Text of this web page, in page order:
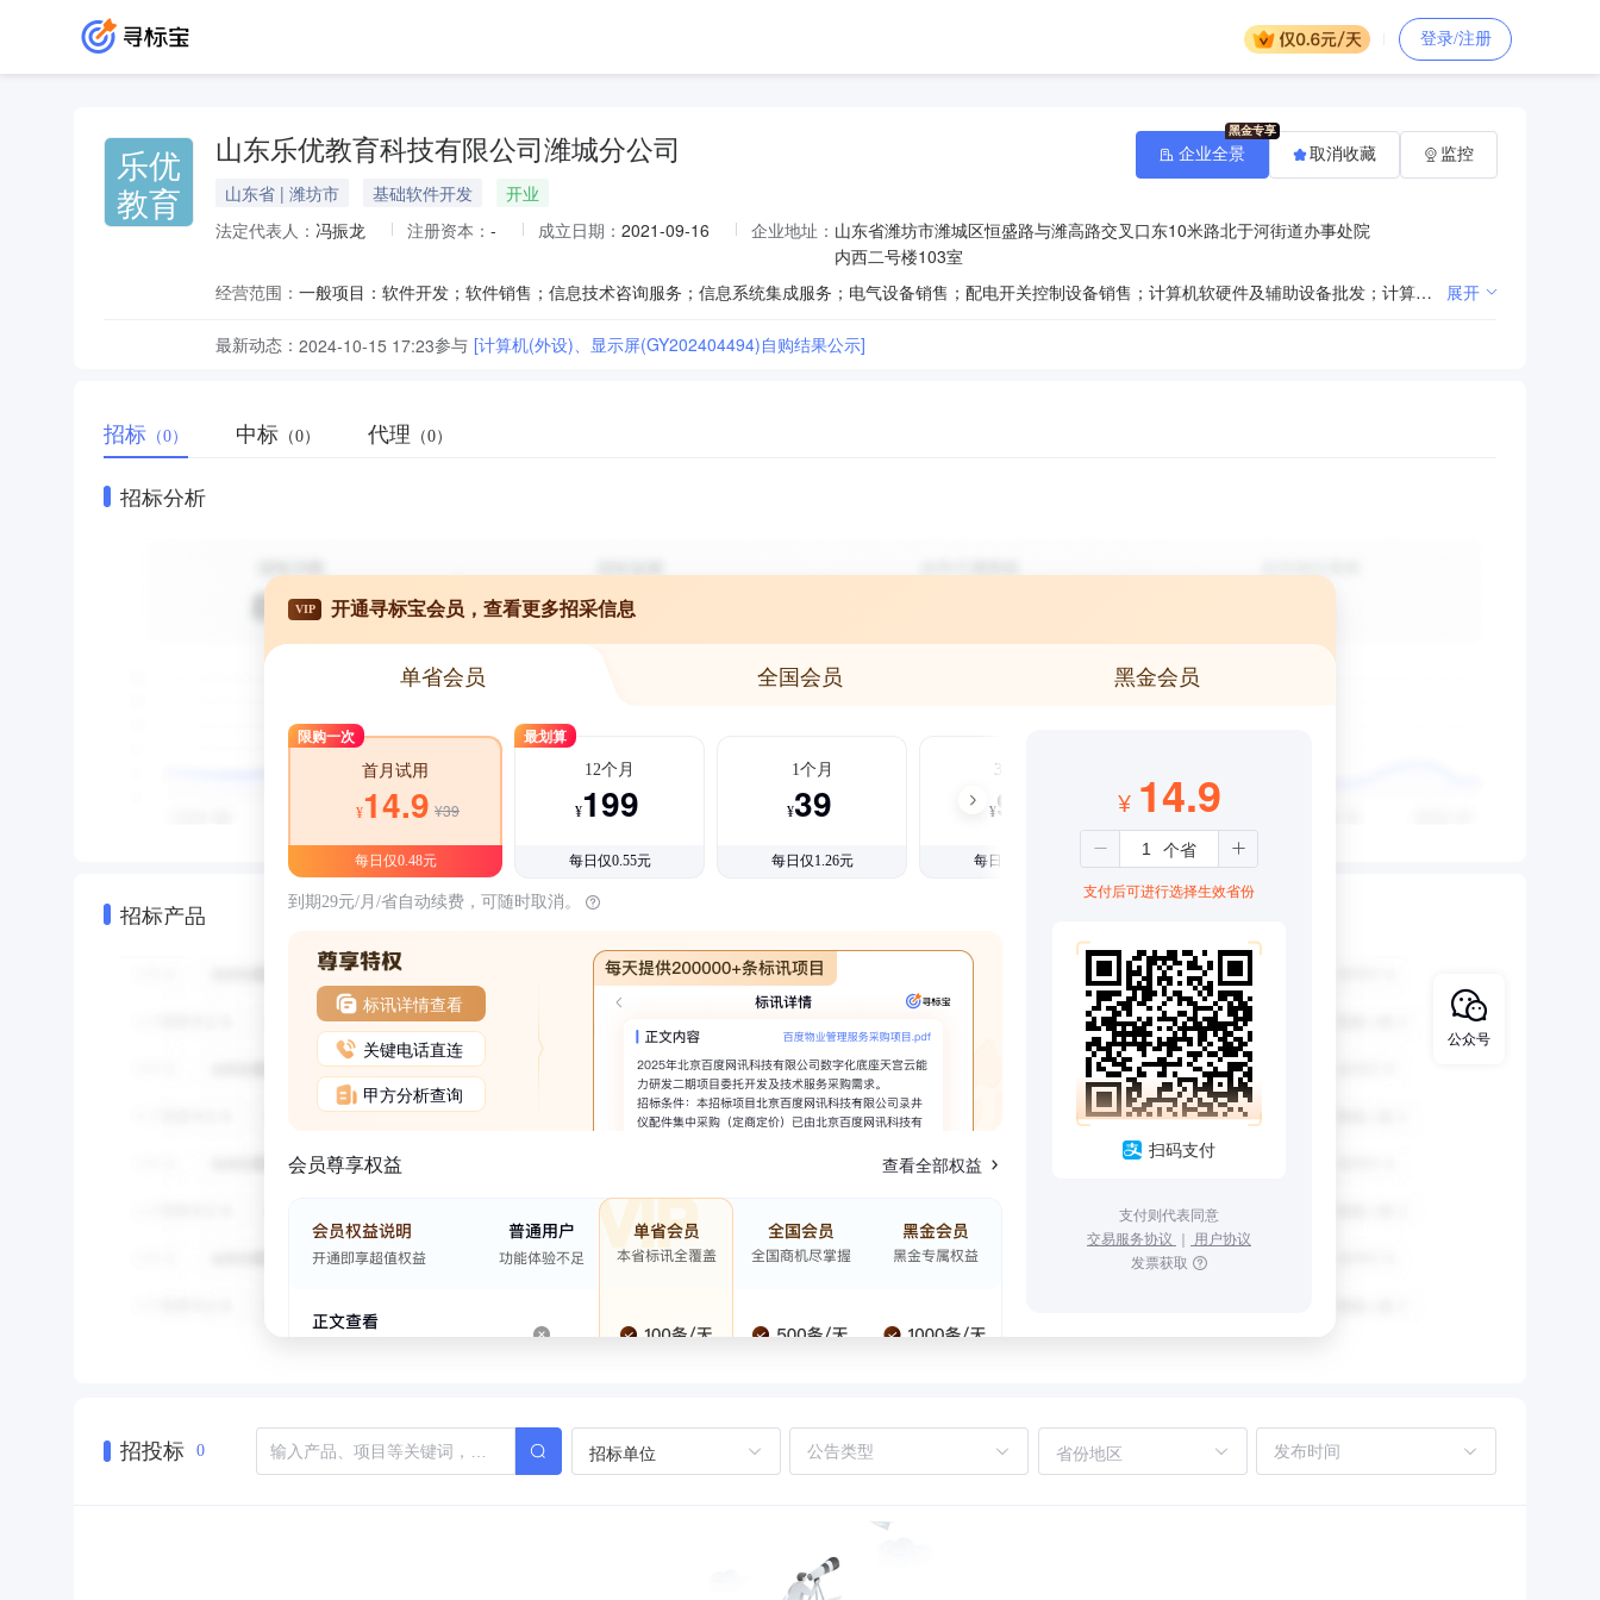
登录/注册
乐优
教育
山东乐优教育科技有限公司潍城分公司
山东省 | 潍坊市 基础软件开发
开业
法定代表人： 冯振龙 注册资本： - 成立日期： 2021-09-16 企业地址： 山东省潍坊市潍城区恒盛路与潍高路交叉口东10米路北于河街道办事处院
内西二号楼103室
经营范围：
一般项目：软件开发；软件销售；信息技术咨询服务；信息系统集成服务；电气设备销售；配电开关控制设备销售；计算机软硬件及辅助设备批发；计算机软硬件及辅助设备零售；教学用模型及教具销售；文具用品批发；文具用品零售；教学专用仪器销售；体育用品及器材批发；体育用品及器材零售；电子产品销售；家用电器销售；照相机及器材销售；音响设备销售；乐器批发；乐器零售；玩具销售；厨具卫具及日用杂品批发；厨具卫具及日用杂品零售；电线、电缆经营；安全系统监控服务。（除依法须经批准的项目外，凭营业执照依法自主开展经营活动）许可项目：出版物零售；输电、供电、受电电力设施的安装、维修和试验；建设工程施工；住宅室内装饰装修。（依法须经批准的项目，经相关部门批准后方可开展经营活动，具体经营项目以相关部门批准文件或许可证件为准）（在总公司经营范围内从事经营活动） 展开
最新动态： 2024-10-15 17:23参与 [计算机(外设)、显示屏(GY202404494)自购结果公示]
企业全景 取消收藏 监控
招标 （0） 中标 （0） 代理 （0）
招标分析
招标产品
VIP 开通寻标宝会员，查看更多招采信息
单省会员 全国会员 黑金会员
限购一次
首月试用
¥14.9 ¥39
每日仅0.48元
最划算
12个月
¥199
每日仅0.55元
1个月
¥39
每日仅1.26元
3个月
¥99
每日仅1.08元
到期29元/月/省自动续费，可随时取消。
标讯详情查看
关键电话直连
甲方分析查询
会员尊享权益 查看全部权益
¥ 14.9
支付后可进行选择生效省份
扫码支付
支付则代表同意
交易服务协议 ｜ 用户协议
发票获取
招投标 0 招标单位 省份地区
公众号